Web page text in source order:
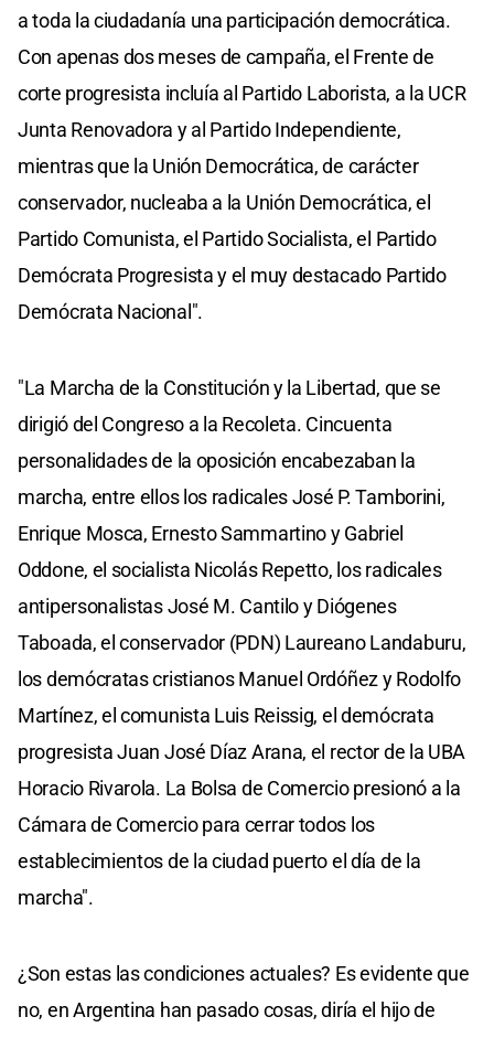
a toda la ciudadanía una participación democrática.
Con apenas dos meses de campaña, el Frente de
corte progresista incluía al Partido Laborista, a la UCR
Junta Renovadora y al Partido Independiente,
mientras que la Unión Democrática, de carácter
conservador, nucleaba a la Unión Democrática, el
Partido Comunista, el Partido Socialista, el Partido
Demócrata Progresista y el muy destacado Partido
Demócrata Nacional".
"La Marcha de la Constitución y la Libertad, que se
dirigió del Congreso a la Recoleta. Cincuenta
personalidades de la oposición encabezaban la
marcha, entre ellos los radicales José P. Tamborini,
Enrique Mosca, Ernesto Sammartino y Gabriel
Oddone, el socialista Nicolás Repetto, los radicales
antipersonalistas José M. Cantilo y Diógenes
Taboada, el conservador (PDN) Laureano Landaburu,
los demócratas cristianos Manuel Ordóñez y Rodolfo
Martínez, el comunista Luis Reissig, el demócrata
progresista Juan José Díaz Arana, el rector de la UBA
Horacio Rivarola. La Bolsa de Comercio presionó a la
Cámara de Comercio para cerrar todos los
establecimientos de la ciudad puerto el día de la
marcha".
¿Son estas las condiciones actuales? Es evidente que
no, en Argentina han pasado cosas, diría el hijo de